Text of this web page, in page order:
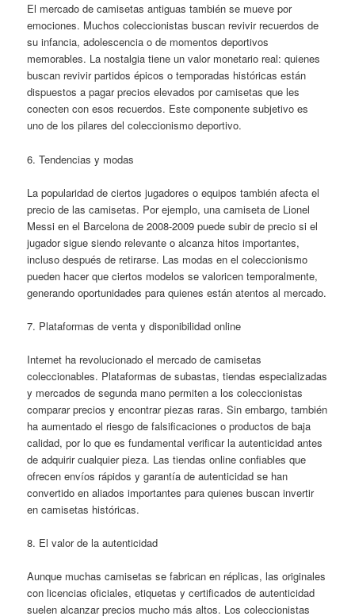
El mercado de camisetas antiguas también se mueve por
emociones. Muchos coleccionistas buscan revivir recuerdos de
su infancia, adolescencia o de momentos deportivos
memorables. La nostalgia tiene un valor monetario real: quienes
buscan revivir partidos épicos o temporadas históricas están
dispuestos a pagar precios elevados por camisetas que les
conecten con esos recuerdos. Este componente subjetivo es
uno de los pilares del coleccionismo deportivo.
6. Tendencias y modas
La popularidad de ciertos jugadores o equipos también afecta el
precio de las camisetas. Por ejemplo, una camiseta de Lionel
Messi en el Barcelona de 2008-2009 puede subir de precio si el
jugador sigue siendo relevante o alcanza hitos importantes,
incluso después de retirarse. Las modas en el coleccionismo
pueden hacer que ciertos modelos se valoricen temporalmente,
generando oportunidades para quienes están atentos al mercado.
7. Plataformas de venta y disponibilidad online
Internet ha revolucionado el mercado de camisetas
coleccionables. Plataformas de subastas, tiendas especializadas
y mercados de segunda mano permiten a los coleccionistas
comparar precios y encontrar piezas raras. Sin embargo, también
ha aumentado el riesgo de falsificaciones o productos de baja
calidad, por lo que es fundamental verificar la autenticidad antes
de adquirir cualquier pieza. Las tiendas online confiables que
ofrecen envíos rápidos y garantía de autenticidad se han
convertido en aliados importantes para quienes buscan invertir
en camisetas históricas.
8. El valor de la autenticidad
Aunque muchas camisetas se fabrican en réplicas, las originales
con licencias oficiales, etiquetas y certificados de autenticidad
suelen alcanzar precios mucho más altos. Los coleccionistas